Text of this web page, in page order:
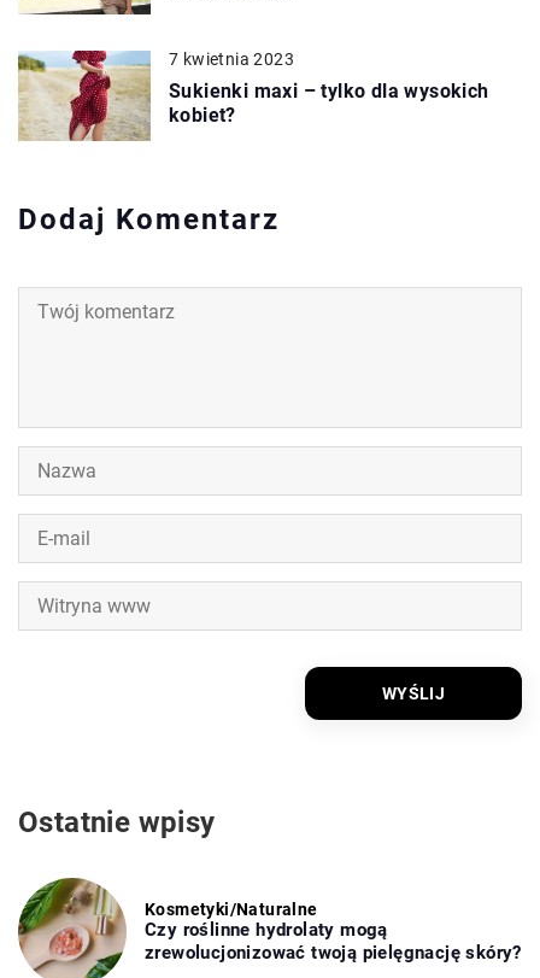
7 kwietnia 2023
Sukienki maxi – tylko dla wysokich
kobiet?
Dodaj Komentarz
Ostatnie wpisy
Kosmetyki/Naturalne
Czy roślinne hydrolaty mogą
zrewolucjonizować twoją pielęgnację skóry?